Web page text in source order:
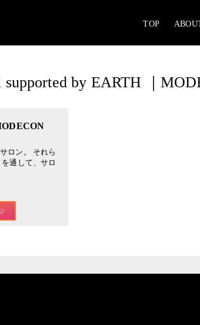
TOP
supported by EARTH ｜
ロン。 それら
通して、サロ